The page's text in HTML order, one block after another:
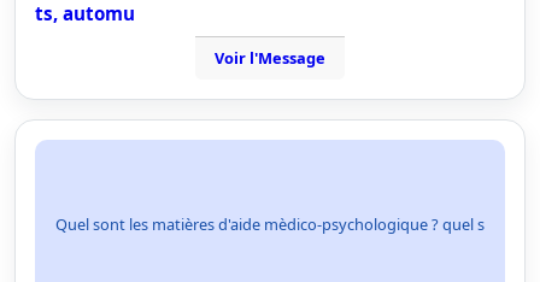
ts, automu
Voir l'Message
Quel sont les matières d'aide mèdico-psychologique ? quel s